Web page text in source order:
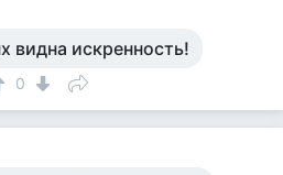
видна искренность!
0